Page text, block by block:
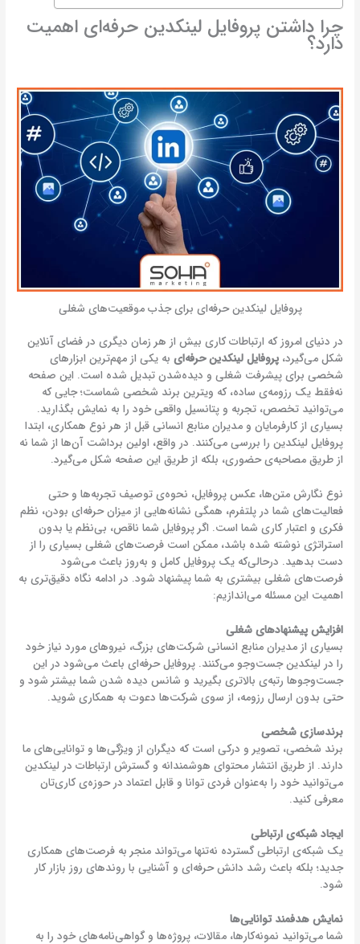
چرا داشتن پروفایل لینکدین حرفه‌ای اهمیت
دارد؟
پروفایل لینکدین حرفه‌ای برای جذب موقعیت‌های شغلی
در دنیای امروز که ارتباطات کاری بیش از هر زمان دیگری در فضای آنلاین
شکل می‌گیرد،پروفایل لینکدین حرفه‌ای به یکی از مهم‌ترین ابزارهای
شخصی برای پیشرفت شغلی و دیده‌شدن تبدیل شده است. این صفحه
نه‌فقط یک رزومه‌ی ساده، که ویترین برند شخصی شماست؛ جایی که
می‌توانید تخصص، تجربه و پتانسیل واقعی خود را به نمایش بگذارید.
بسیاری از کارفرمایان و مدیران منابع انسانی قبل از هر نوع همکاری، ابتدا
پروفایل لینکدین را بررسی می‌کنند. در واقع، اولین برداشت آن‌ها از شما نه
از طریق مصاحبه‌ی حضوری، بلکه از طریق این صفحه شکل می‌گیرد.
نوع نگارش متن‌ها، عکس پروفایل، نحوه‌ی توصیف تجربه‌ها و حتی
فعالیت‌های شما در پلتفرم، همگی نشانه‌هایی از میزان حرفه‌ای بودن، نظم
فکری و اعتبار کاری‌ شما است. اگر پروفایل شما ناقص، بی‌نظم یا بدون
استراتژی نوشته شده باشد، ممکن است فرصت‌های شغلی بسیاری را از
دست بدهید. درحالی‌که یک پروفایل کامل و به‌روز باعث می‌شود
فرصت‌های شغلی بیشتری به شما پیشنهاد شود. در ادامه نگاه دقیق‌تری به
اهمیت این مسئله می‌اندازیم:
افزایش پیشنهادهای شغلی
بسیاری از مدیران منابع انسانی شرکت‌های بزرگ، نیروهای مورد نیاز خود
را در لینکدین جست‌وجو می‌کنند. پروفایل حرفه‌ای باعث می‌شود در این
جست‌وجوها رتبه‌ی بالاتری بگیرید و شانس دیده‌ شدن‌ شما بیشتر شود و
حتی بدون ارسال رزومه، از سوی شرکت‌ها دعوت به همکاری شوید.
برندسازی شخصی
برند شخصی، تصویر و درکی است که دیگران از ویژگی‌ها و توانایی‌های ما
دارند. از طریق انتشار محتوای هوشمندانه و گسترش ارتباطات در لینکدین
می‌توانید خود را به‌عنوان فردی توانا و قابل اعتماد در حوزه‌ی کاری‌تان
معرفی کنید.
ایجاد شبکه‌ی ارتباطی
یک شبکه‌ی ارتباطی گسترده نه‌تنها می‌تواند منجر به فرصت‌های همکاری
جدید؛ بلکه باعث رشد دانش حرفه‌ای و آشنایی با روندهای روز بازار کار
شود.
نمایش هدفمند توانایی‌ها
شما می‌توانید نمونه‌کارها، مقالات، پروژه‌ها و گواهی‌نامه‌های خود را به